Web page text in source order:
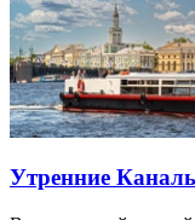
Утренние